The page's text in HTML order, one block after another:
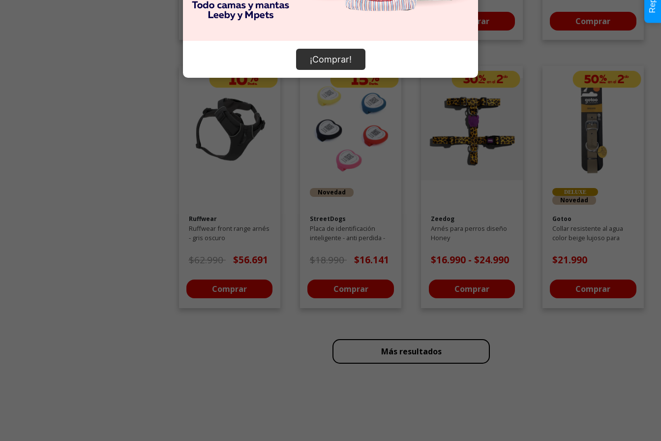
¡Comprar!
Comprar Comprar Comprar
Ruffwear
Ruffwear front range arnés
- gris oscuro
Precio de oferta desde
$62.990a $56.691
Comprar
Novedad
StreetDogs
Placa de identificación
inteligente - anti perdida -
Precio de oferta desde
$18.990a $16.141
Comprar
Zeedog
Arnés para perros diseño
Honey
$16.990 - $24.990
Comprar
DELUXE
Novedad
Gotoo
Collar resistente al agua
color beige lujoso para
$21.990
Comprar
Más resultados